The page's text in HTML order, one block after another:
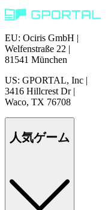
EU: Ociris GmbH |
Welfenstraße 22 |
81541 München
US: GPORTAL, Inc |
3416 Hillcrest Dr |
Waco, TX 76708
人気ゲーム